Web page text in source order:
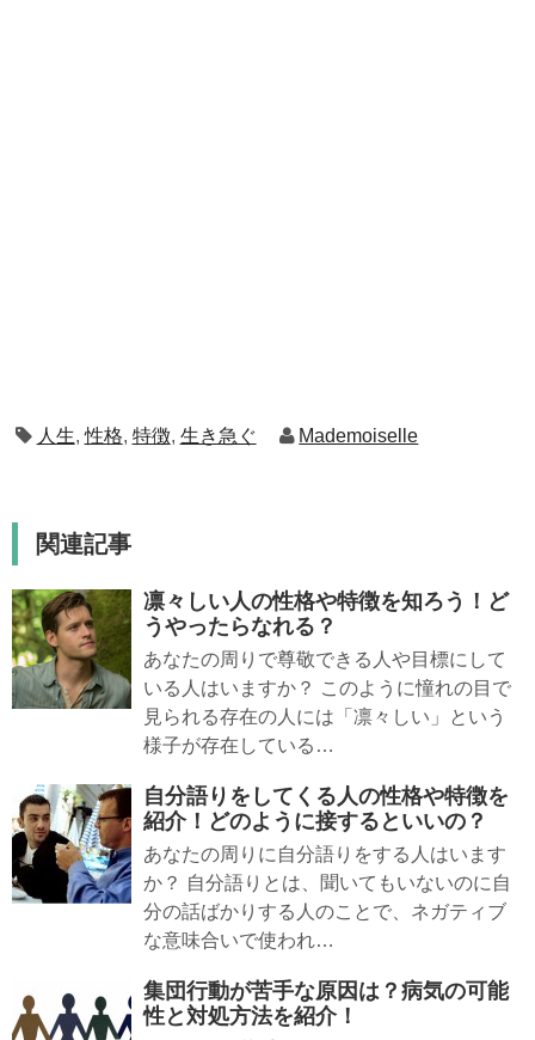
人生,性格, 特徴, 生き急ぐ Mademoiselle
関連記事
凛々しい人の性格や特徴を知ろう！ど
うやったらなれる？
あなたの周りで尊敬できる人や目標にして
いる人はいますか？ このように憧れの目で
見られる存在の人には「凛々しい」という
様子が存在している…
自分語りをしてくる人の性格や特徴を
紹介！どのように接するといいの？
あなたの周りに自分語りをする人はいます
か？ 自分語りとは、聞いてもいないのに自
分の話ばかりする人のことで、ネガティブ
な意味合いで使われ…
集団行動が苦手な原因は？病気の可能
性と対処方法を紹介！